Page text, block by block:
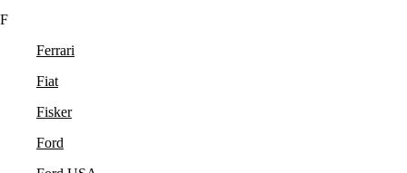
F
Ferrari
Fiat
Fisker
Ford